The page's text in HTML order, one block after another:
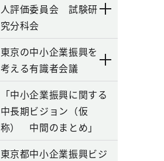
人評価委員会 試験研
究分科会
東京の中小企業振興を
考える有識者会議
「中小企業振興に関する
中長期ビジョン（仮
称） 中間のまとめ」
東京都中小企業振興ビジ